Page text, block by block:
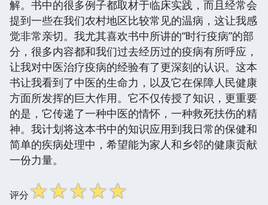
解。书中的很多例子都取材于临床实践，而且经常会
提到一些在我们农村地区比较常见的温病，这让我感
觉非常亲切。我尤其喜欢书中所讲的“时行疫病”的部
分，很多内容都和我们过去经历过的疫病有所呼应，
让我对中医治疗疫病的经验有了更深刻的认识。这本
书让我看到了中医的生命力，以及它在保障人民健康
方面所发挥的巨大作用。它不仅传授了知识，更重要
的是，它传递了一种中医的情怀，一种救死扶伤的精
神。我计划将这本书中的知识应用到我日常的保健和
简单的疾病处理中，希望能为家人和乡邻的健康贡献
一份力量。
评分☆☆☆☆☆